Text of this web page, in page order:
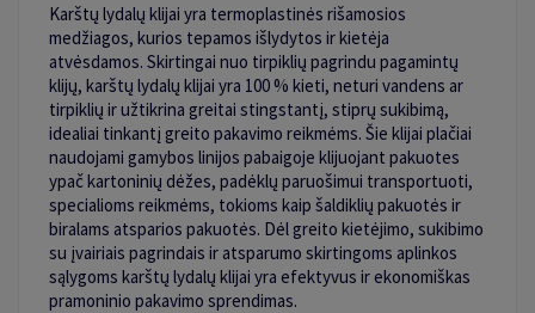
Karštų lydalų klijai yra termoplastinės rišamosios
medžiagos, kurios tepamos išlydytos ir kietėja
atvėsdamos. Skirtingai nuo tirpiklių pagrindu pagamintų
klijų, karštų lydalų klijai yra 100 % kieti, neturi vandens ar
tirpiklių ir užtikrina greitai stingstantį, stiprų sukibimą,
idealiai tinkantį greito pakavimo reikmėms. Šie klijai plačiai
naudojami gamybos linijos pabaigoje klijuojant pakuotes
ypač kartoninių dėžes, padėklų paruošimui transportuoti,
specialioms reikmėms, tokioms kaip šaldiklių pakuotės ir
biralams atsparios pakuotės. Dėl greito kietėjimo, sukibimo
su įvairiais pagrindais ir atsparumo skirtingoms aplinkos
sąlygoms karštų lydalų klijai yra efektyvus ir ekonomiškas
pramoninio pakavimo sprendimas.